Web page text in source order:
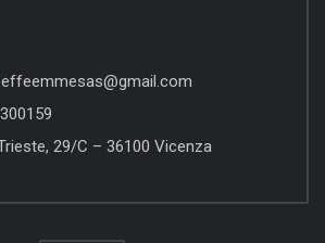
29/C – 36100 Vicenza